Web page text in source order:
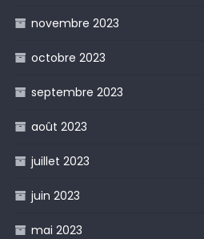
novembre 2023
octobre 2023
septembre 2023
août 2023
juillet 2023
juin 2023
mai 2023